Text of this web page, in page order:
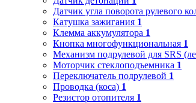
Датчик угла поворота рулевого
Катушка зажигания 1
Клемма аккумулятора 1
Кнопка многофункциональная 1
Механизм подрулевой для SRS
Моторчик стеклоподъемника 1
Переключатель подрулевой 1
Проводка (коса) 1
Резистор отопителя 1